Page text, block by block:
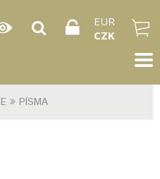
EUR
CZK
PÍSMA